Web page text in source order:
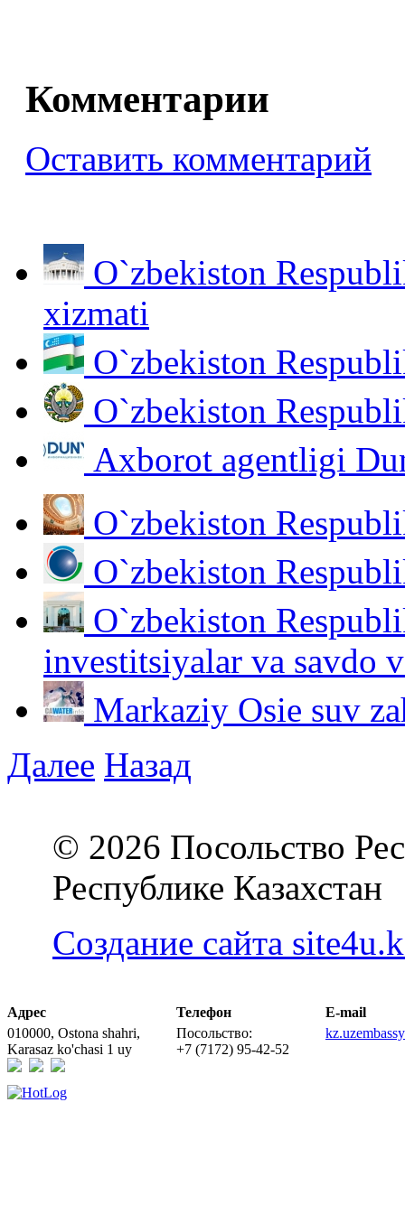
Комментарии
Оставить комментарий
O`zbekiston
xizmati
O`zbekiston
O`zbekiston
Аxborot agentligi
O`zbekiston
O`zbekiston
O`zbekiston
investitsiyalar va savdo
Markaziy Osie suv
Далее Назад
© 2026 Посольство
Республике Казахстан
Создание сайта
Адрес
010000, Ostona shahri,
Karasaz ko'chasi 1 uy
Телефон
Посольство:
+7 (7172) 95-42-52
E-mail